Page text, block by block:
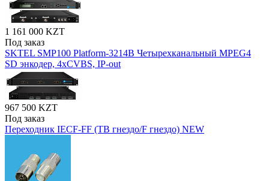
1 161 000 KZT
Под заказ
SKTEL SMP100 Platform-3214B Четырехканальный MPEG4
SD энкодер, 4xCVBS, IP-out
967 500 KZT
Под заказ
Переходник IECF-FF (ТВ гнездо/F гнездо) NEW